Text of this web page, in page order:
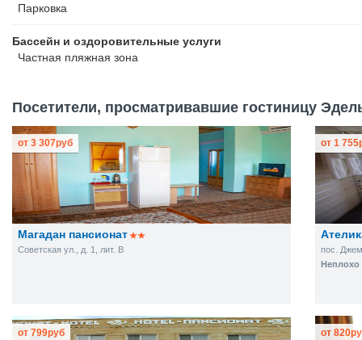
Парковка
Бассейн и оздоровительные услуги
Частная пляжная зона
Посетители, просматривавшие гостиницу
Магадан пансионат
Советская ул., д. 1, лит. В
от 3 307руб
пос.
Неплохо
от 1 755
от 799руб от 820